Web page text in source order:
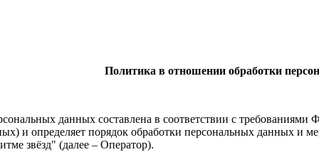
Политика в отношении обработки
данных составлена в соответствии с
и определяет порядок обработки персональных данных и
звёзд" (далее – Оператор).